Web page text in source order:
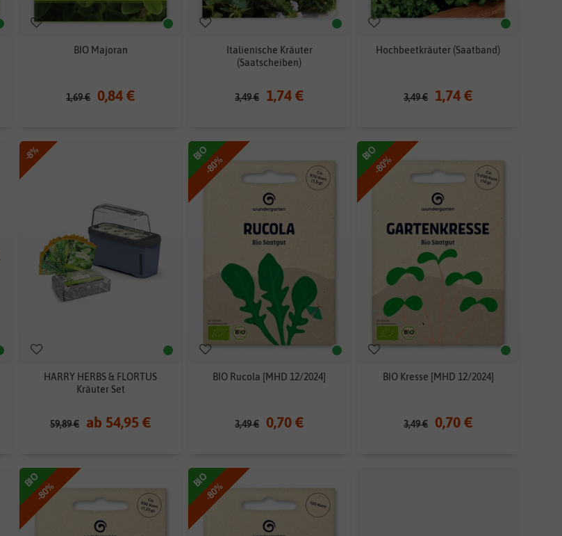
BIO Majoran
1,69 € 0,84 €
Italienische Kräuter
(Saatscheiben)
3,49 € 1,74 €
Hochbeetkräuter (Saatband)
3,49 € 1,74 €
-8%
HARRY HERBS & FLORTUS
Kräuter Set
59,89 € ab 54,95 €
-80%
BIO
BIO Rucola [MHD 12/2024]
3,49 € 0,70 €
-80%
BIO
BIO Kresse [MHD 12/2024]
3,49 € 0,70 €
-80%
BIO
-80%
BIO